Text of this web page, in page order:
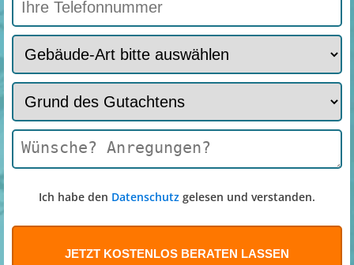
Ich habe den Datenschutz gelesen und verstanden.